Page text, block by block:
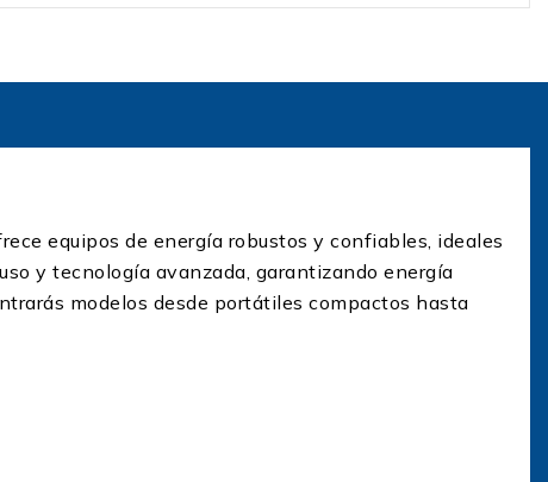
equipos de energía robustos y confiables, ideales
y tecnología avanzada, garantizando energía
modelos desde portátiles compactos hasta